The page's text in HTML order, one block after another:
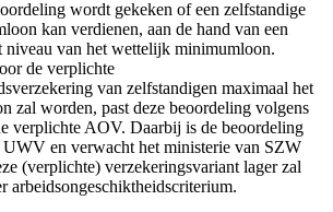
wordt gekeken of een zelfstandige
kan verdienen, aan de hand van een
niveau van het wettelijk minimumloon.
de verplichte
van zelfstandigen maximaal het
zal worden, past deze beoordeling volgens
verplichte AOV. Daarbij is de beoordeling
en verwacht het ministerie van SZW
(verplichte) verzekeringsvariant lager zal
arbeidsongeschiktheidscriterium.